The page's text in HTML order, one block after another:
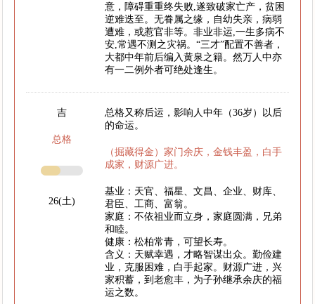
意，障碍重重终失败,遂致破家亡产，贫困
逆难迭至。无眷属之缘，自幼失亲，病弱
遭难，或惹官非等。非业非运,一生多病不
安,常遇不测之灾祸。“三才”配置不善者，
大都中年前后编入黄泉之籍。然万人中亦
有一二例外者可绝处逢生。
吉
总格
26(土)
总格又称后运，影响人中年（36岁）以后
的命运。
（掘藏得金）家门余庆，金钱丰盈，白手
成家，财源广进。
基业：天官、福星、文昌、企业、财库、
君臣、工商、富翁。
家庭：不依祖业而立身，家庭圆满，兄弟
和睦。
健康：松柏常青，可望长寿。
含义：天赋幸遇，才略智谋出众。勤俭建
业，克服困难，白手起家。财源广进，兴
家积蓄，到老愈丰，为子孙继承余庆的福
运之数。